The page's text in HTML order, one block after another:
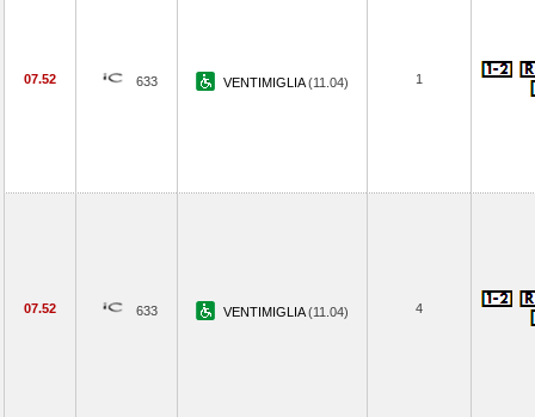
07.52 633 VENTIMIGLIA(11.04) 1
07.52 633 VENTIMIGLIA(11.04) 4